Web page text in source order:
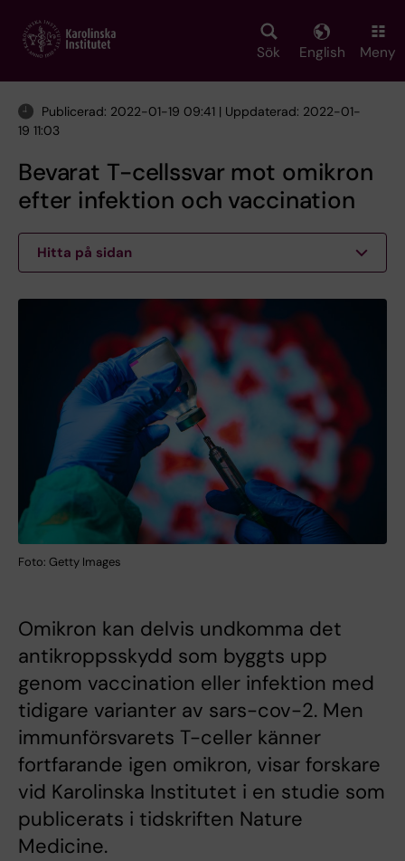
main
Sök English Meny
Publicerad: 2022-01-19 09:41 | Uppdaterad: 2022-01-
19 11:03
Bevarat T-cellssvar mot omikron
efter infektion och vaccination
Hitta på sidan
Foto: Getty Images
Omikron kan delvis undkomma det
antikroppsskydd som byggts upp
genom vaccination eller infektion med
tidigare varianter av sars-cov-2. Men
immunförsvarets T-celler känner
fortfarande igen omikron, visar forskare
vid Karolinska Institutet i en studie som
publicerats i tidskriften Nature
Medicine.